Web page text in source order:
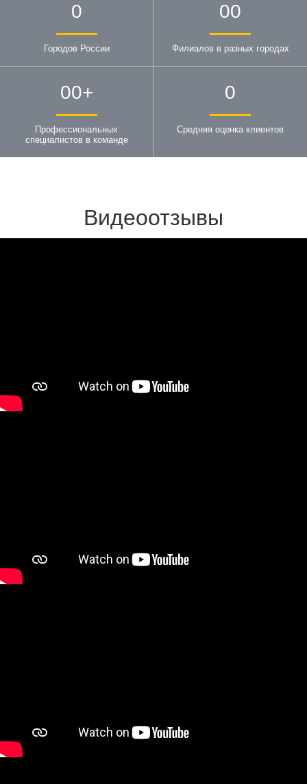
0
Городов России
00
Филиалов в разных городах
00+
Профессиональных
специалистов в команде
0
Средняя оценка клиентов
Видеоотзывы